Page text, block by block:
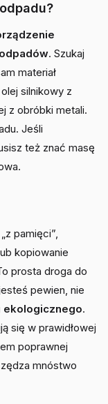
. Szukaj
materiał
silnikowy z
z obróbki metali.
Jeśli
też znać masę
pamięci”,
kopiowanie
prosta droga do
pewien, nie
ekologicznego.
się w prawidłowej
poprawnej
mnóstwo